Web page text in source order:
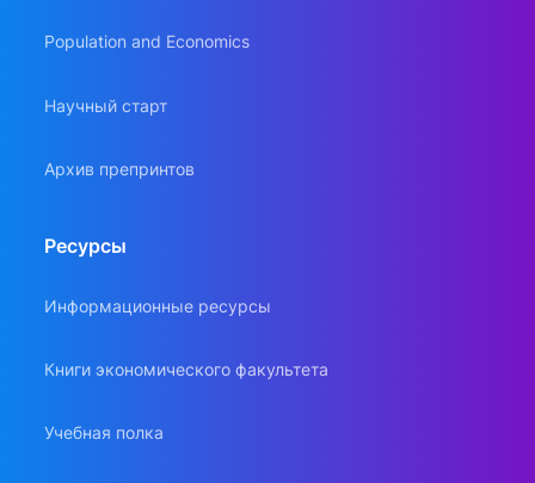
Population and Economics
Научный старт
Архив препринтов
Ресурсы
Информационные ресурсы
Книги экономического факультета
Учебная полка